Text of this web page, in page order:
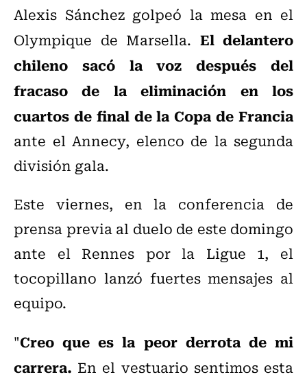
Alexis Sánchez golpeó la mesa en el
Olympique de Marsella. El delantero
chileno sacó la voz después del
fracaso de la eliminación en los
cuartos de final de la Copa de Francia
ante el Annecy, elenco de la segunda
división gala.
Este viernes, en la conferencia de
prensa previa al duelo de este domingo
ante el Rennes por la Ligue 1, el
tocopillano lanzó fuertes mensajes al
equipo.
"Creo que es la peor derrota de mi
carrera. En el vestuario sentimos esta